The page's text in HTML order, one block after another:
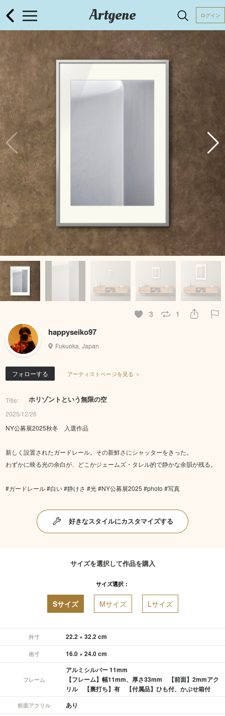
Artgene ログイン
3 1
happyseiko97
Fukuoka, Japan
フォローする アーティストページを見る ＞
Title: ホリゾントという無限の空
2025/12/26
NY公募展2025秋冬 入選作品
新しく設置されたガードレール。その新鮮さにシャッターをきった。
わずかに映る光の余白が、どこかジェームズ・タレル的で静かな余韻が残る。
#ガードレール #白い #静けさ #光 #NY公募展2025 #photo #写真
好きなスタイルにカスタマイズする
サイズを選択して作品を購入
サイズ選択：
Sサイズ Mサイズ Lサイズ
外寸 22.2 × 32.2 cm
画寸 16.0 × 24.0 cm
フレーム
アルミシルバー 11mm
【フレーム】幅11mm、厚さ33mm 【前面】2mmアク
リル 【裏打ち】有 【付属品】ひも付、かぶせ箱付
前面アクリル あり